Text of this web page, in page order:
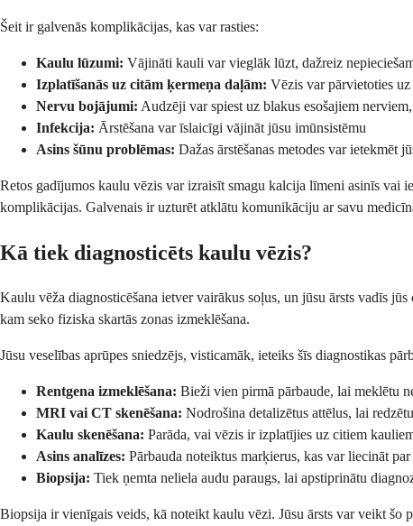
Šeit ir galvenās komplikācijas, kas var rasties:
Kaulu lūzumi: Vājināti kauli var vieglāk lūzt, dažreiz
Izplatīšanās uz citām ķermeņa daļām: Vēzis var pārvietoties
Nervu bojājumi: Audzēji var spiest uz blakus esošajiem
Infekcija: Ārstēšana var īslaicīgi vājināt jūsu imūnsistēmu
Asins šūnu problēmas: Dažas ārstēšanas metodes var ietekmēt
Retos gadījumos kaulu vēzis var izraisīt smagu kalcija līmeni asinīs vai
komplikācijas. Galvenais ir uzturēt atklātu komunikāciju ar savu
Kā tiek diagnosticēts kaulu vēzis?
Kaulu vēža diagnosticēšana ietver vairākus soļus, un jūsu ārsts vadīs
kam seko fiziska skartās zonas izmeklēšana.
Jūsu veselības aprūpes sniedzējs, visticamāk, ieteiks šīs diagnostikas
Rentgena izmeklēšana: Bieži vien pirmā pārbaude, lai meklētu
MRI vai CT skenēšana: Nodrošina detalizētus attēlus, lai
Kaulu skenēšana: Parāda, vai vēzis ir izplatījies uz citiem
Asins analīzes: Pārbauda noteiktus marķierus, kas var liecināt
Biopsija: Tiek ņemta neliela audu paraugs, lai apstiprinātu
Biopsija ir vienīgais veids, kā noteikt kaulu vēzi. Jūsu ārsts var veikt šo